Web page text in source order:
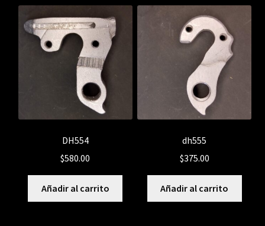
DH554
$580.00
Añadir al carrito
dh555
$375.00
Añadir al carrito